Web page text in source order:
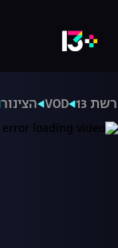
רשת 13 VOD הצינור